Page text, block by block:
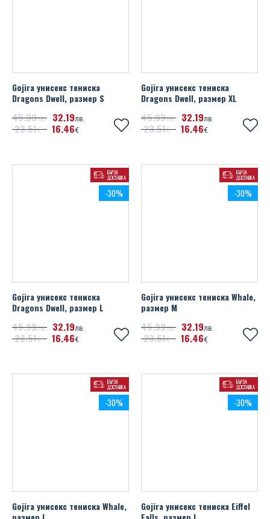
Gojira унисекс тениска
Dragons Dwell, размер S
4599лв.
2351€
32 19лв.
16 46€
Gojira унисекс тениска
Dragons Dwell, размер XL
4599лв.
2351€
32 19лв.
16 46€
БЪРЗА
ДОСТАВКА
-30%
Gojira унисекс тениска
Dragons Dwell, размер L
4599лв.
2351€
32 19лв.
16 46€
БЪРЗА
ДОСТАВКА
-30%
Gojira унисекс тениска Whale,
размер M
4599лв.
2351€
32 19лв.
16 46€
БЪРЗА
ДОСТАВКА
-30%
Gojira унисекс тениска Whale,
БЪРЗА
ДОСТАВКА
-30%
Gojira унисекс тениска Eiffel